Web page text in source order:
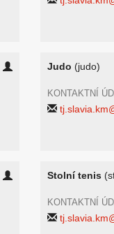
Judo (judo)
KONTAKTNÍ
Stolní tenis
KONTAKTNÍ